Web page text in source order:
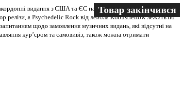
видання з США та ЄС на всіх носіях. В магазині
релізи, а Psychedelic Rock від лейбла Robustfellow лежить по
щодо замовлення музичних видань, які відсутні на
кур’єром та самовивіз, також можна отримати
Товар закінчився
Товар закінчився